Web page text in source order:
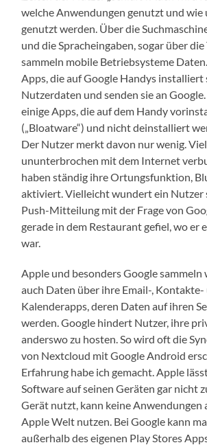
welche Anwendungen genutzt und wie
genutzt werden. Über die
und die Spracheingaben, sogar über
sammeln mobile Betriebsysteme
Apps, die auf Google Handys installiert
Nutzerdaten und senden sie an
einige Apps, die auf dem Handy
(„Bloatware“) und nicht deinstalliert
Der Nutzer merkt davon nur wenig.
ununterbrochen mit dem Internet
haben ständig ihre Ortungsfunktion,
aktiviert. Vielleicht wundert ein Nutzer
Push-Mitteilung mit der Frage von
gerade in dem Restaurant gefiel, wo er
war.
Apple und besonders Google sammeln
auch Daten über ihre Email-, Kontakte-
Kalenderapps, deren Daten auf ihren
werden. Google hindert Nutzer, ihre
anderswo zu hosten. So wird oft die
von Nextcloud mit Google Android
Erfahrung habe ich gemacht. Apple
Software auf seinen Geräten gar nicht
Gerät nutzt, kann keine Anwendungen
Apple Welt nutzen. Bei Google kann
außerhalb des eigenen Play Stores